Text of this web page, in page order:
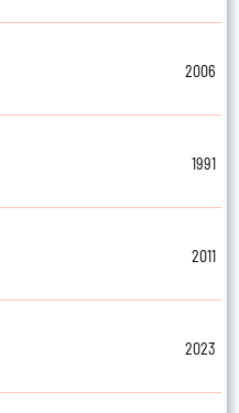
2006
1991
2011
2023